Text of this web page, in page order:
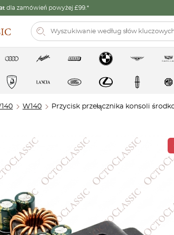
dla zamówień powyżej £99.*
W140 Przycisk przełącznika konsoli